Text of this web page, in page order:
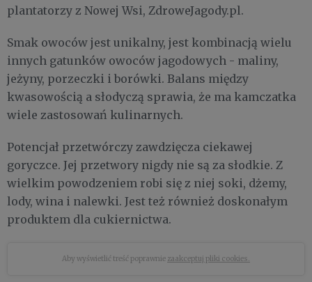
plantatorzy z Nowej Wsi, ZdroweJagody.pl.
Smak owoców jest unikalny, jest kombinacją wielu
innych gatunków owoców jagodowych - maliny,
jeżyny, porzeczki i borówki. Balans między
kwasowością a słodyczą sprawia, że ma kamczatka
wiele zastosowań kulinarnych.
Potencjał przetwórczy zawdzięcza ciekawej
goryczce. Jej przetwory nigdy nie są za słodkie. Z
wielkim powodzeniem robi się z niej soki, dżemy,
lody, wina i nalewki. Jest też również doskonałym
produktem dla cukiernictwa.
Aby wyświetlić treść poprawnie zaakceptuj pliki cookies.